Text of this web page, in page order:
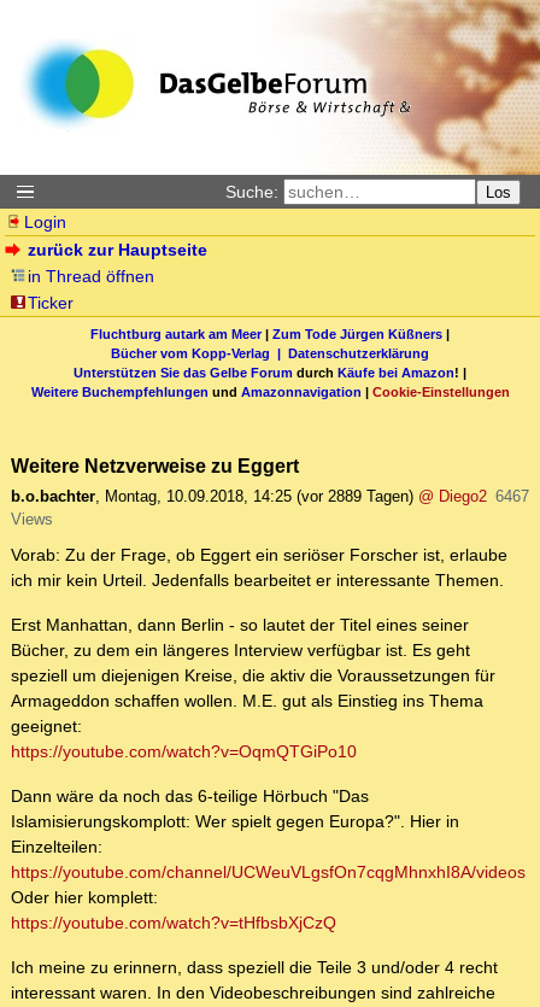
Suche: Los
Login
zurück zur Hauptseite
in Thread öffnen
Ticker
Fluchtburg autark am Meer| Zum Tode Jürgen Küßners |
Bücher vom Kopp-Verlag | Datenschutzerklärung
Unterstützen Sie das Gelbe Forum durch Käufe bei Amazon! |
Weitere Buchempfehlungen und Amazonnavigation | Cookie-Einstellungen
Weitere Netzverweise zu Eggert
b.o.bachter, Montag, 10.09.2018, 14:25 (vor 2889 Tagen) @ Diego2 6467
Views
Vorab: Zu der Frage, ob Eggert ein seriöser Forscher ist, erlaube
ich mir kein Urteil. Jedenfalls bearbeitet er interessante Themen.
Erst Manhattan, dann Berlin - so lautet der Titel eines seiner
Bücher, zu dem ein längeres Interview verfügbar ist. Es geht
speziell um diejenigen Kreise, die aktiv die Voraussetzungen für
Armageddon schaffen wollen. M.E. gut als Einstieg ins Thema
geeignet:
https://youtube.com/watch?v=OqmQTGiPo10
Dann wäre da noch das 6-teilige Hörbuch "Das
Islamisierungskomplott: Wer spielt gegen Europa?". Hier in
Einzelteilen:
https://youtube.com/channel/UCWeuVLgsfOn7cqgMhnxhI8A/videos
Oder hier komplett:
https://youtube.com/watch?v=tHfbsbXjCzQ
Ich meine zu erinnern, dass speziell die Teile 3 und/oder 4 recht
interessant waren. In den Videobeschreibungen sind zahlreiche